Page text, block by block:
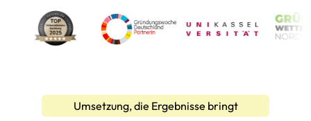
Umsetzung, die Ergebnisse bringt